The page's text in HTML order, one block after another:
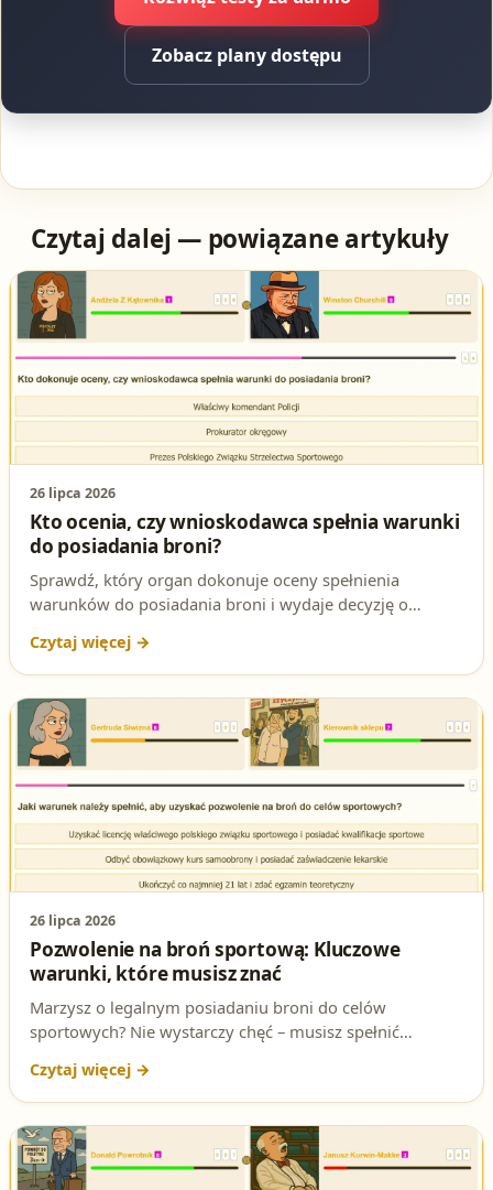
Zobacz plany dostępu
Czytaj dalej — powiązane artykuły
26 lipca 2026
Kto ocenia, czy wnioskodawca spełnia warunki
do posiadania broni?
Sprawdź, który organ dokonuje oceny spełnienia
warunków do posiadania broni i wydaje decyzję o
strzelecki.
26 lipca 2026
Pozwolenie na broń sportową: Kluczowe
warunki, które musisz znać
Marzysz o legalnym posiadaniu broni do celów
sportowych? Nie wystarczy chęć – musisz spełnić
się, jakie warunki są niezbędne, aby uzyskać pozwolenie
na broń sportową i jak przebiega cały proces. Sprawdź,
czy jesteś gotowy na ten krok!